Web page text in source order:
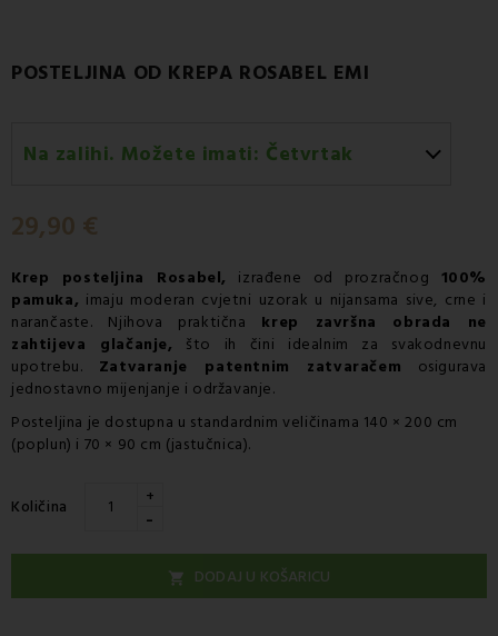
POSTELJINA OD KREPA ROSABEL EMI
Na zalihi. Možete imati: Četvrtak
29,90 €
Krep posteljina Rosabel, izrađene od prozračnog 100%
pamuka, imaju moderan cvjetni uzorak u nijansama sive, crne i
narančaste. Njihova praktična krep završna obrada ne
zahtijeva glačanje, što ih čini idealnim za svakodnevnu
upotrebu. Zatvaranje patentnim zatvaračem osigurava
jednostavno mijenjanje i održavanje.
Posteljina je dostupna u standardnim veličinama 140 × 200 cm
(poplun) i 70 × 90 cm (jastučnica).
Količina +
-
 DODAJ U KOŠARICU